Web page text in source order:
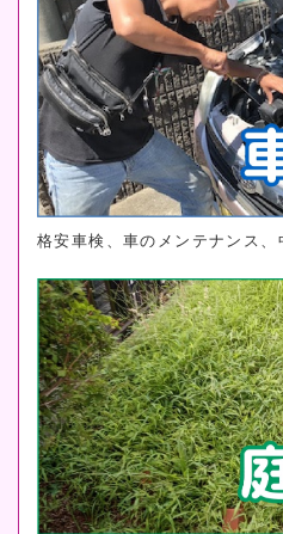
格安車検、車のメンテナンス、